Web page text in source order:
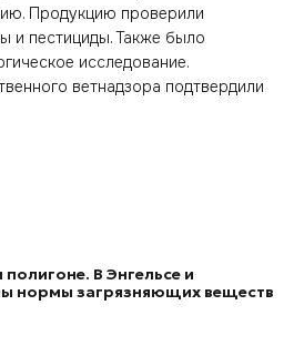
Продукцию проверили
и пестициды. Также было
исследование.
ветнадзора подтвердили
В Энгельсе и
нормы загрязняющих веществ